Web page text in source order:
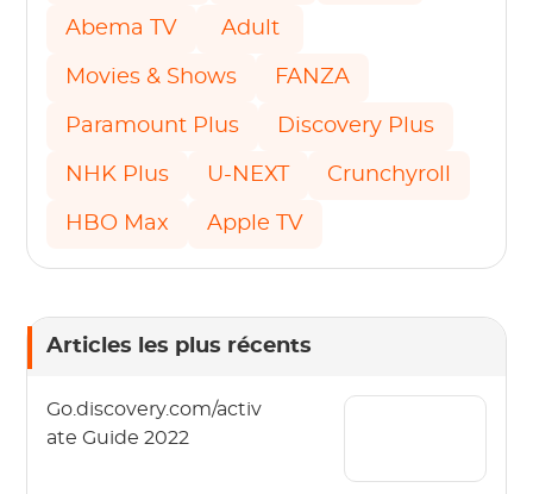
Abema TV Adult
Movies & Shows FANZA
Paramount Plus Discovery Plus
NHK Plus U-NEXT Crunchyroll
HBO Max Apple TV
Articles les plus récents
Go.discovery.com/activ
ate Guide 2022